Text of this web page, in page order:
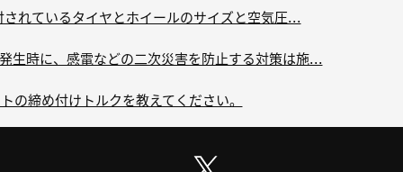
れているタイヤとホイールのサイズと空気圧...
生時に、感電などの二次災害を防止する対策は施...
の締め付けトルクを教えてください。